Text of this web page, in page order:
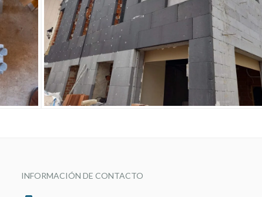
INFORMACIÓN DE CONTACTO